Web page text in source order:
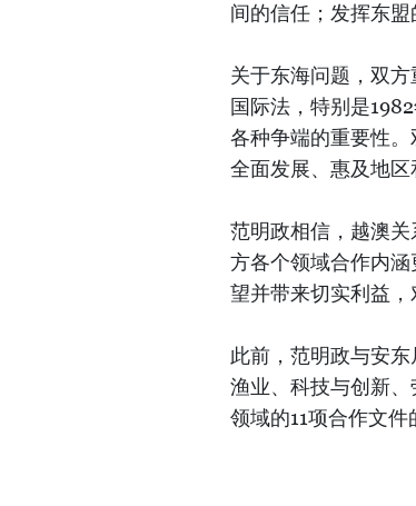
间的信任；发挥东
关于东海问题，双
国际法，特别是
各种争端的重要性
全面发展、惠及地区
范明政相信，越澳
方各个领域合作内
望并带来切实利益，
此前，范明政与安
渔业、科技与创新
领域的11项合作文件